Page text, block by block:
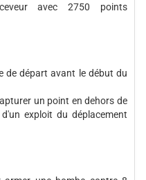
avec 2750 points
de départ avant le début du
un point en dehors de
exploit du déplacement